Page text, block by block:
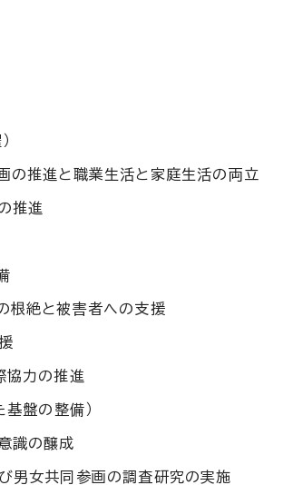
推進と職業生活と家庭生活の両立
推進
絶と被害者への支援
協力の推進
盤の整備）
識の醸成
女共同参画の調査研究の実施